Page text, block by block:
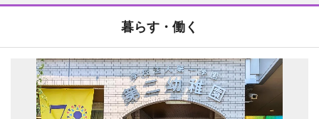
暮らす・働く